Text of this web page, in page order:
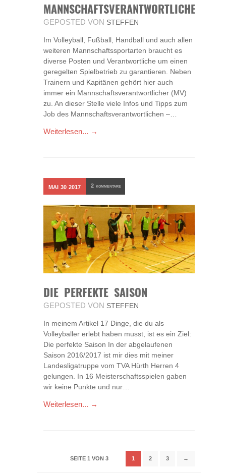
MANNSCHAFTSVERANTWORTLICHE
GEPOSTED VON STEFFEN
Im Volleyball, Fußball, Handball und auch allen
weiteren Mannschaftssportarten braucht es
diverse Posten und Verantwortliche um einen
geregelten Spielbetrieb zu garantieren. Neben
Trainern und Kapitänen gehört hier auch
immer ein Mannschaftsverantwortlicher (MV)
zu. An dieser Stelle viele Infos und Tipps zum
Job des Mannschaftsverantwortlichen –…
Weiterlesen... →
MAI 30 2017 2 KOMMENTARE
DIE PERFEKTE SAISON
GEPOSTED VON STEFFEN
In meinem Artikel 17 Dinge, die du als
Volleyballer erlebt haben musst, ist es ein Ziel:
Die perfekte Saison In der abgelaufenen
Saison 2016/2017 ist mir dies mit meiner
Landesligatruppe vom TVA Hürth Herren 4
gelungen. In 16 Meisterschaftsspielen gaben
wir keine Punkte und nur…
Weiterlesen... →
SEITE 1 VON 3 1 2 3 →